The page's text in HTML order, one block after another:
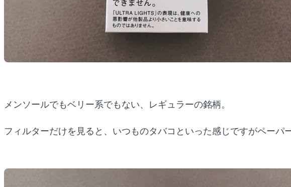
メンソールでもベリー系でもない、レギュラーの銘柄。
フィルターだけを見ると、いつものタバコといった感じですがペーパ